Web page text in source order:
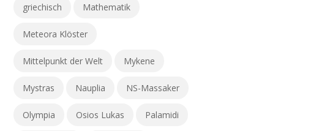
griechisch Mathematik
Meteora Klöster
Mittelpunkt der Welt Mykene
Mystras Nauplia NS-Massaker
Olympia Osios Lukas Palamidi